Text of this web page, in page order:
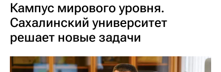
Кампус мирового уровня.
Сахалинский университет
решает новые задачи